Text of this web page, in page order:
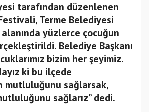
tarafından düzenlenen
Terme Belediyesi
alanında yüzlerce çocuğun
Belediye Başkanı
bizim her şeyimiz.
ki bu ilçede
mutluluğunu sağlarsak,
sağlarız” dedi.